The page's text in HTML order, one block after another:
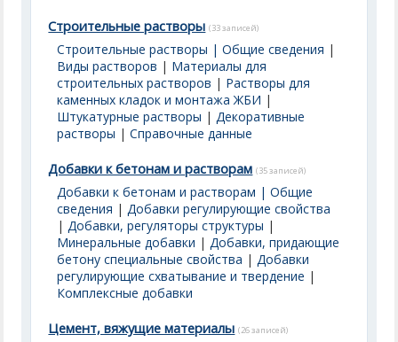
Строительные растворы (33 записей)
Строительные растворы | Общие сведения |
Виды растворов | Материалы для
строительных растворов | Растворы для
каменных кладок и монтажа ЖБИ |
Штукатурные растворы |Декоративные
растворы |Справочные данные
Добавки к бетонам и растворам (35 записей)
Добавки к бетонам и растворам | Общие
сведения |Добавки регулирующие свойства
|Добавки, регуляторы структуры |
Минеральные добавки |Добавки, придающие
бетону специальные свойства |Добавки
регулирующие схватывание и твердение |
Комплексные добавки
Цемент, вяжущие материалы (26 записей)